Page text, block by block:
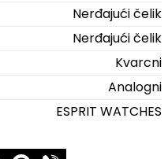
Nerđajući čelik
Nerđajući čelik
Kvarcni
Analogni
ESPRIT WATCHES